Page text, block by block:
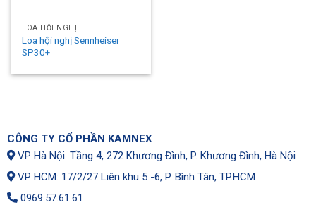
LOA HỘI NGHỊ
Loa hội nghị Sennheiser
SP30+
CÔNG TY CỔ PHẦN KAMNEX
VP Hà Nội: Tầng 4, 272 Khương Đình, P. Khương Đình, Hà Nội
VP HCM: 17/2/27 Liên khu 5 -6, P. Bình Tân, TP.HCM
0969.57.61.61